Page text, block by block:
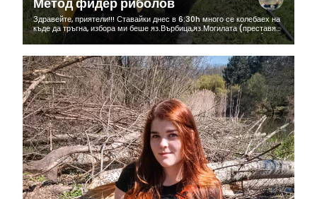
Здравейте, приятели!!! Ставайки днес в 6:30h много се колебаех на
къде да тръгна, избора ми беше яз.Върбица,яз.Могилата (преставях
си как утре всички ме псуват,че съм набол новите риби 🤣🤣🤣) и...